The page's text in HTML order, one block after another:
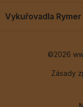
Blog
Vykuřovadla Rymer
©2026
Zásady